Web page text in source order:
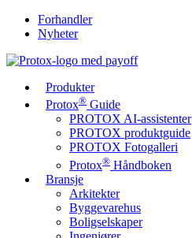
Forhandler
Nyheter
Produkter
Protox® Guide
PROTOX AI-assistenter
PROTOX produktguide
PROTOX Fotogalleri
Protox® Håndboken
Bransje
Arkitekter
Byggevarehus
Boligselskaper